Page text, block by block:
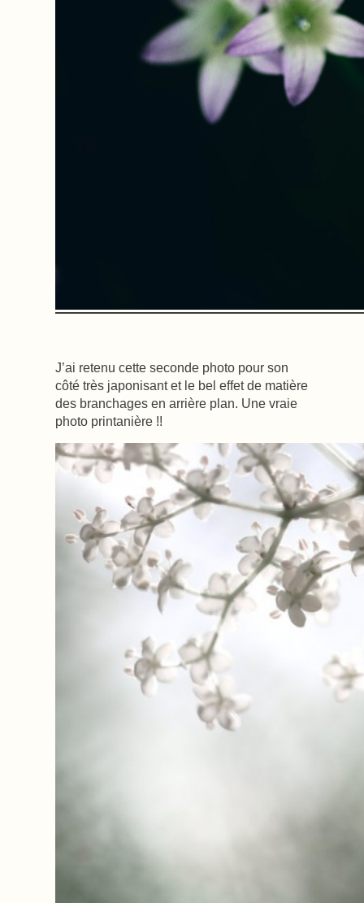
J’ai retenu cette seconde photo pour son
côté très japonisant et le bel effet de matière
des branchages en arrière plan. Une vraie
photo printanière !!